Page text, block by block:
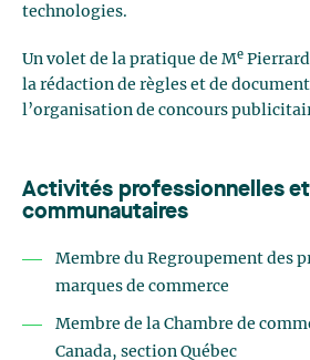
technologies.
Un volet de la pratique de Me Pierrard
la rédaction de règles et de
l’organisation de concours
Activités professionnelles et
communautaires
Membre du Regroupement des
marques de commerce
Membre de la Chambre de
Canada, section Québec